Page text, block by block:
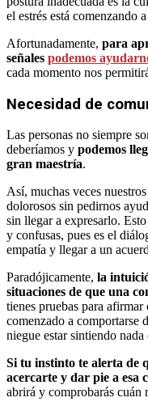
el estrés está comenzando
Afortunadamente, para
señales podemos
cada momento nos
Necesidad de
Las personas no siempre
deberíamos y podemos
gran maestría.
Así, muchas veces
dolorosos sin pedirnos
sin llegar a expresarlo.
y confusas, pues es el
empatía y llegar a un
Paradójicamente, la
situaciones de que una
tienes pruebas para
comenzado a comportarse
niegue estar sintiendo
Si tu instinto te alerta de
acercarte y dar pie a esa
abrirá y comprobarás cuán